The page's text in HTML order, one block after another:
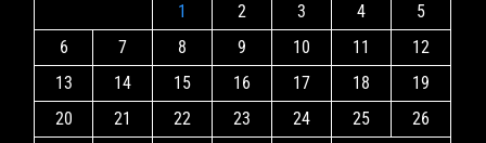
1
2 3 4
5
6
7 8 9 10 11
12
13
14 15 16 17 18
19
20
21 22 23 24 25 26